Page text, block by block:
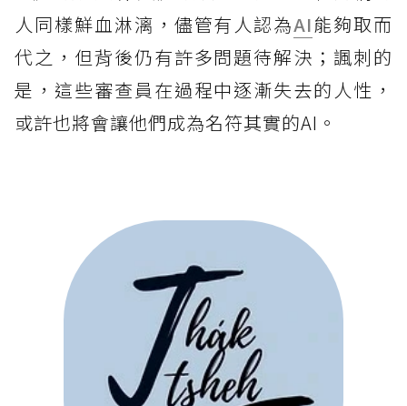
人同樣鮮血淋漓，儘管有人認為AI能夠取而
代之，但背後仍有許多問題待解決；諷刺的
是，這些審查員在過程中逐漸失去的人性，
或許也將會讓他們成為名符其實的AI。